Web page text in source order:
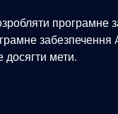
програмне
мети.